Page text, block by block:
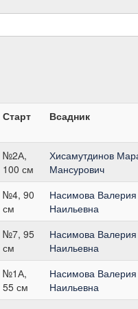
Старт Всадник
№2А,
100 см
Хисамутдинов
Мансурович
№4, 90
см
Насимова Валерия
Наильевна
№7, 95
см
Насимова Валерия
Наильевна
№1А,
55 см
Насимова Валерия
Наильевна